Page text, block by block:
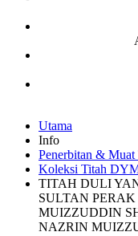
Utama
Info
Penerbitan & Muat
Koleksi Titah
TITAH DULI
SULTAN
MUIZZUDDIN
NAZRIN